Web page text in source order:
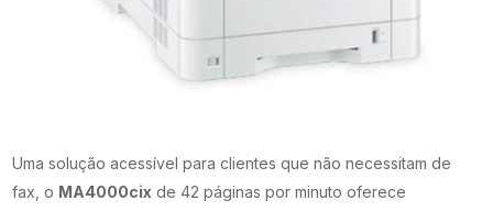
Uma solução acessível para clientes que não necessitam de
fax, o MA4000cix de 42 páginas por minuto oferece